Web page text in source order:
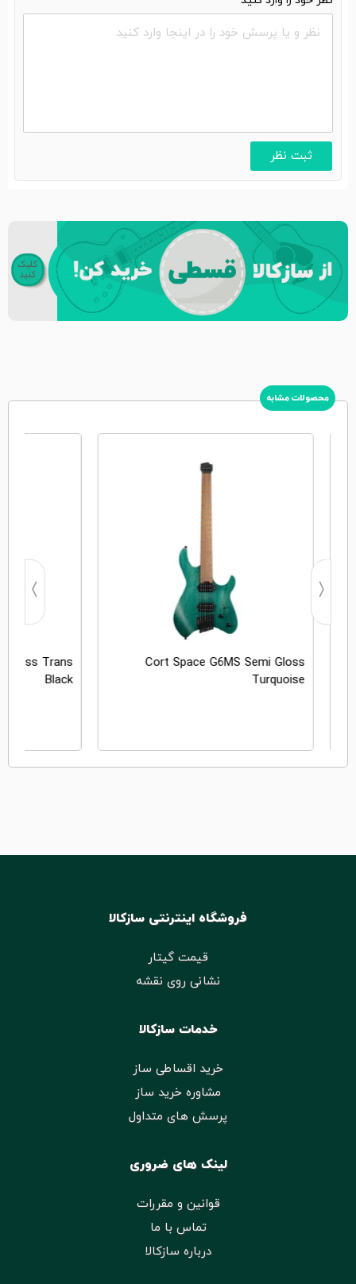
محصولات مشابه
Cort Space G6MS Semi Gloss
Turquoise
Gloss Trans
Black
فروشگاه اینترنتی سازکالا
قیمت گیتار
نشانی روی نقشه
خدمات سازکالا
خرید اقساطی ساز
مشاوره خرید ساز
پرسش های متداول
لینک های ضروری
قوانین و مقررات
تماس با ما
درباره سازکالا